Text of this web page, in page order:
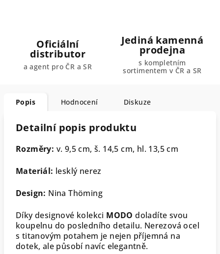
Oficiální
distributor
a agent pro ČR a SR
Jediná kamenná
prodejna
s kompletním
sortimentem v ČR a SR
Popis Hodnocení Diskuze
Detailní popis produktu
Rozměry: v. 9,5 cm, š. 14,5 cm, hl. 13,5 cm
Materiál: lesklý nerez
Design: Nina Thöming
Díky designové kolekci MODO doladíte svou
koupelnu do posledního detailu. Nerezová ocel
s titanovým potahem je nejen příjemná na
dotek, ale působí navíc elegantně.